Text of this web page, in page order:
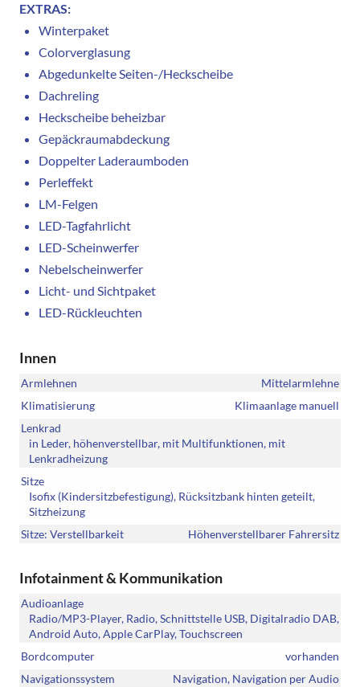
EXTRAS:
Winterpaket
Colorverglasung
Abgedunkelte Seiten-/Heckscheibe
Dachreling
Heckscheibe beheizbar
Gepäckraumabdeckung
Doppelter Laderaumboden
Perleffekt
LM-Felgen
LED-Tagfahrlicht
LED-Scheinwerfer
Nebelscheinwerfer
Licht- und Sichtpaket
LED-Rückleuchten
Innen
Armlehnen
Mittelarmlehne
Klimatisierung
Klimaanlage manuell
Lenkrad
in Leder, höhenverstellbar, mit Multifunktionen, mit
Lenkradheizung
Sitze
Isofix (Kindersitzbefestigung), Rücksitzbank hinten geteilt,
Sitzheizung
Sitze: Verstellbarkeit
Höhenverstellbarer Fahrersitz
Infotainment & Kommunikation
Audioanlage
Radio/MP3-Player, Radio, Schnittstelle USB, Digitalradio DAB,
Android Auto, Apple CarPlay, Touchscreen
Bordcomputer
vorhanden
Navigationssystem
Navigation, Navigation per Audio